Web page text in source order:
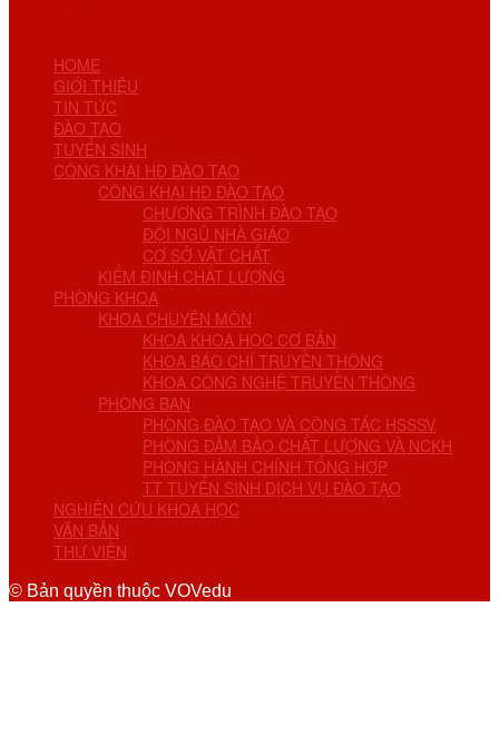
HOME
GIỚI THIỆU
TIN TỨC
ĐÀO TẠO
TUYỂN SINH
CÔNG KHAI HĐ ĐÀO TẠO
CÔNG KHAI HĐ ĐÀO TẠO
CHƯƠNG TRÌNH ĐÀO TẠO
ĐỘI NGŨ NHÀ GIÁO
CƠ SỞ VẬT CHẤT
KIỂM ĐỊNH CHẤT LƯỢNG
PHÒNG KHOA
KHOA CHUYÊN MÔN
KHOA KHOA HỌC CƠ BẢN
KHOA BÁO CHÍ TRUYỀN THÔNG
KHOA CÔNG NGHỆ TRUYỀN THÔNG
PHÒNG BAN
PHÒNG ĐÀO TẠO VÀ CÔNG TÁC HSSSV
PHÒNG ĐẢM BẢO CHẤT LƯỢNG VÀ NCKH
PHÒNG HÀNH CHÍNH TỔNG HỢP
TT TUYỂN SINH DỊCH VỤ ĐÀO TẠO
NGHIÊN CỨU KHOA HỌC
VĂN BẢN
THƯ VIỆN
© Bản quyền thuộc VOVedu